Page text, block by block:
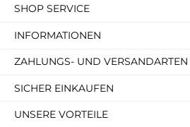
SHOP SERVICE
INFORMATIONEN
ZAHLUNGS- UND VERSANDARTEN
SICHER EINKAUFEN
UNSERE VORTEILE